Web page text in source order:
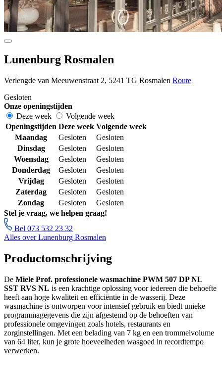
Lunenburg Rosmalen
Verlengde van Meeuwenstraat 2, 5241 TG Rosmalen Route
Gesloten
Onze openingstijden
Deze week
Volgende week
Openingstijden Deze week Volgende week
Maandag
Gesloten
Gesloten
Dinsdag
Gesloten
Gesloten
Woensdag
Gesloten
Gesloten
Donderdag
Gesloten
Gesloten
Vrijdag
Gesloten
Gesloten
Zaterdag
Gesloten
Gesloten
Zondag
Gesloten
Gesloten
Stel je vraag, we helpen graag!
Bel 073 532 23 32
Alles over Lunenburg Rosmalen
Productomschrijving
De Miele Prof. professionele wasmachine PWM 507 DP NL
SST RVS NL is een krachtige oplossing voor iedereen die behoefte
heeft aan hoge kwaliteit en efficiëntie in de wasserij. Deze
wasmachine is ontworpen voor intensief gebruik en biedt unieke
programmagegevens die zijn afgestemd op de behoeften van
professionele omgevingen zoals hotels, restaurants en
zorginstellingen. Met een belading van 7 kg en een trommelvolume
van 64 liter, kun je grote hoeveelheden wasgoed in recordtempo
verwerken.